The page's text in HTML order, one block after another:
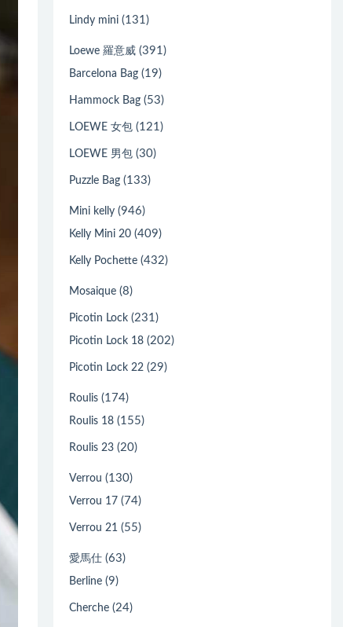
Lindy mini (131)
Loewe 羅意威 (391)
Barcelona Bag (19)
Hammock Bag (53)
LOEWE 女包 (121)
LOEWE 男包 (30)
Puzzle Bag (133)
Mini kelly (946)
Kelly Mini 20 (409)
Kelly Pochette (432)
Mosaique (8)
Picotin Lock (231)
Picotin Lock 18 (202)
Picotin Lock 22 (29)
Roulis (174)
Roulis 18 (155)
Roulis 23 (20)
Verrou (130)
Verrou 17 (74)
Verrou 21 (55)
愛馬仕 (63)
Berline (9)
Cherche (24)